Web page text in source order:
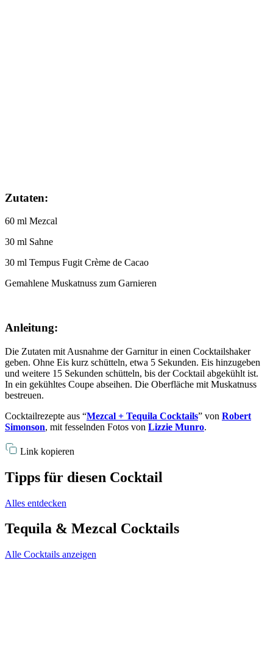
Zutaten:
60 ml Mezcal
30 ml Sahne
30 ml Tempus Fugit Crème de Cacao
Gemahlene Muskatnuss zum Garnieren
Anleitung:
Die Zutaten mit Ausnahme der Garnitur in einen Cocktailshaker
geben. Ohne Eis kurz schütteln, etwa 5 Sekunden. Eis hinzugeben
und weitere 15 Sekunden schütteln, bis der Cocktail abgekühlt ist.
In ein gekühltes Coupe abseihen. Die Oberfläche mit Muskatnuss
bestreuen.
Cocktailrezepte aus “Mezcal + Tequila Cocktails” von Robert
Simonson, mit fesselnden Fotos von Lizzie Munro.
Link kopieren
Tipps für diesen Cocktail
Alles entdecken
Tequila & Mezcal Cocktails
Alle Cocktails anzeigen